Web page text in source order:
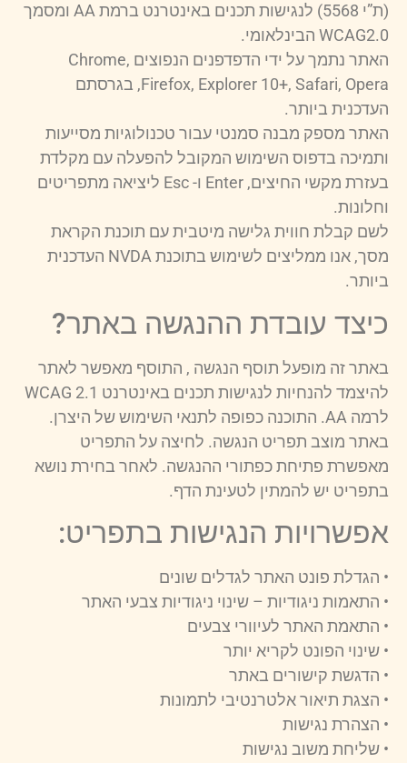
(ת”י 5568) לנגישות תכנים באינטרנט ברמת AA ומסמך
WCAG2.0 הבינלאומי.
האתר נתמך על ידי הדפדפנים הנפוצים Chrome,
Firefox, Explorer 10+, Safari, Opera, בגרסתם
העדכנית ביותר.
האתר מספק מבנה סמנטי עבור טכנולוגיות מסייעות
ותמיכה בדפוס השימוש המקובל להפעלה עם מקלדת
בעזרת מקשי החיצים, Enter ו- Esc ליציאה מתפריטים
וחלונות.
לשם קבלת חווית גלישה מיטבית עם תוכנת הקראת
מסך, אנו ממליצים לשימוש בתוכנת NVDA העדכנית
ביותר.
כיצד עובדת ההנגשה באתר?
באתר זה מופעל תוסף הנגשה , התוסף מאפשר לאתר
להיצמד להנחיות לנגישות תכנים באינטרנט WCAG 2.1
לרמה AA. התוכנה כפופה לתנאי השימוש של היצרן.
באתר מוצב תפריט הנגשה. לחיצה על התפריט
מאפשרת פתיחת כפתורי ההנגשה. לאחר בחירת נושא
בתפריט יש להמתין לטעינת הדף.
אפשרויות הנגישות בתפריט:
• הגדלת פונט האתר לגדלים שונים
• התאמות ניגודיות – שינוי ניגודיות צבעי האתר
• התאמת האתר לעיוורי צבעים
• שינוי הפונט לקריא יותר
• הדגשת קישורים באתר
• הצגת תיאור אלטרנטיבי לתמונות
• הצהרת נגישות
• שליחת משוב נגישות